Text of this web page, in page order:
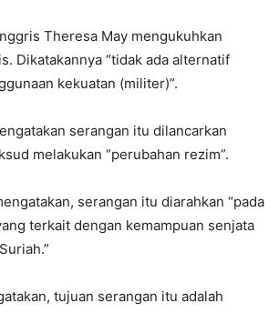
Theresa May mengukuhkan
Dikatakannya “tidak ada alternatif
kekuatan (militer)”.
serangan itu dilancarkan
melakukan “perubahan rezim”.
serangan itu diarahkan “pada
terkait dengan kemampuan senjata
tujuan serangan itu adalah